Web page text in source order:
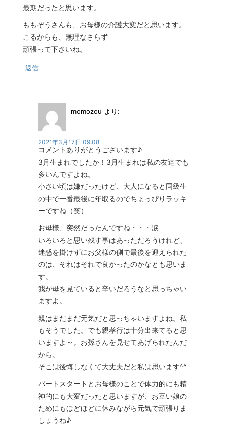
最期だったと思います。
ももぞうさんも、お母様の介護大変だと思います。
こるからも、無理なさらず
頑張って下さいね。
返信
momozou より:
2021年3月17日 09:08
コメントありがとうございます♪
3月生まれでしたか！3月生まれは私の友達でも
多いんですよね。
小さい頃は嫌だったけど、大人になると同級生
の中で一番最後に年取るのでちょっぴりラッキ
ーですね（笑）
お母様、突然だったんですね・・・涙
いろいろと思い残す事はあっただろうけれど、
迷惑を掛けずにお父様の側で最後を迎えられた
のは、それはそれで良かったのかなとも思いま
す。
我が母を見ていると辛いだろうなと思っちゃい
ますよ。
親はまだまだ元気だと思っちゃいますよね。私
もそうでした。でも親孝行は十分出来てると思
いますよ～。お孫さんを見せてあげられたんだ
から。
そこは後悔しなくて大丈夫だと私は思います^^
パートスタートとお母様のことで体力的にも精
神的にも大変だったと思いますが、お互い娘の
ためにもほどほどに休みながら元気で頑張りま
しょうね♪